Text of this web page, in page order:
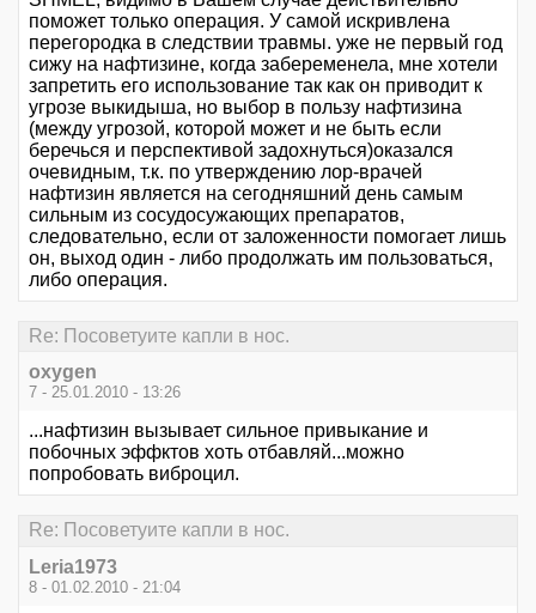
поможет только операция. У самой искривлена
перегородка в следствии травмы. уже не первый год
сижу на нафтизине, когда забеременела, мне хотели
запретить его использование так как он приводит к
угрозе выкидыша, но выбор в пользу нафтизина
(между угрозой, которой может и не быть если
беречься и перспективой задохнуться)оказался
очевидным, т.к. по утверждению лор-врачей
нафтизин является на сегодняшний день самым
сильным из сосудосужающих препаратов,
следовательно, если от заложенности помогает лишь
он, выход один - либо продолжать им пользоваться,
либо операция.
Re: Посоветуите капли в нос.
oxygen
7 - 25.01.2010 - 13:26
...нафтизин вызывает сильное привыкание и
побочных эффктов хоть отбавляй...можно
попробовать виброцил.
Re: Посоветуите капли в нос.
Leria1973
8 - 01.02.2010 - 21:04